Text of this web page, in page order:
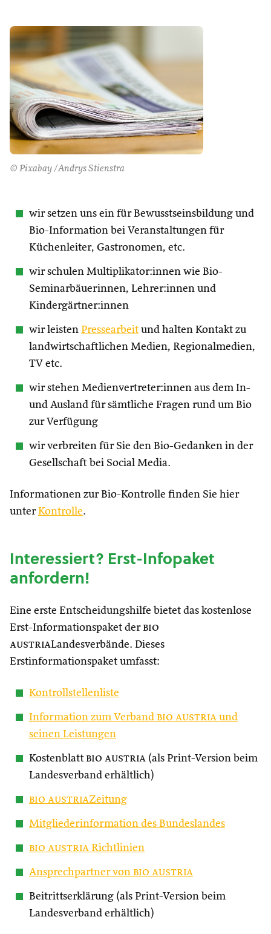
© Pixabay /Andrys Stienstra
wir setzen uns ein für Bewusstseinsbildung und
Bio-Information bei Veranstaltungen für
Küchenleiter, Gastronomen, etc.
wir schulen Multiplikator:innen wie Bio-
Seminarbäuerinnen, Lehrer:innen und
Kindergärtner:innen
wir leisten Pressearbeit und halten Kontakt zu
landwirtschaftlichen Medien, Regionalmedien,
TV etc.
wir stehen Medienvertreter:innen aus dem In-
und Ausland für sämtliche Fragen rund um Bio
zur Verfügung
wir verbreiten für Sie den Bio-Gedanken in der
Gesellschaft bei Social Media.
Informationen zur Bio-Kontrolle finden Sie hier
unterKontrolle.
Interessiert? Erst-Infopaket
anfordern!
Eine erste Entscheidungshilfe bietet das kostenlose
Erst-Informationspaket der bio
austriaLandesverbände. Dieses
Erstinformationspaket umfasst:
Kontrollstellenliste
Information zum Verband bio austria und
seinen Leistungen
Kostenblatt bio austria (als Print-Version beim
Landesverband erhältlich)
bio austriaZeitung
Mitgliederinformation des Bundeslandes
bio austria Richtlinien
Ansprechpartner von bio austria
Beitrittserklärung (als Print-Version beim
Landesverband erhältlich)